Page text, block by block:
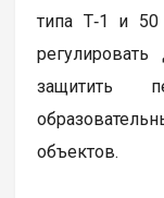
типа Т‑1 и
защитить
объектов.